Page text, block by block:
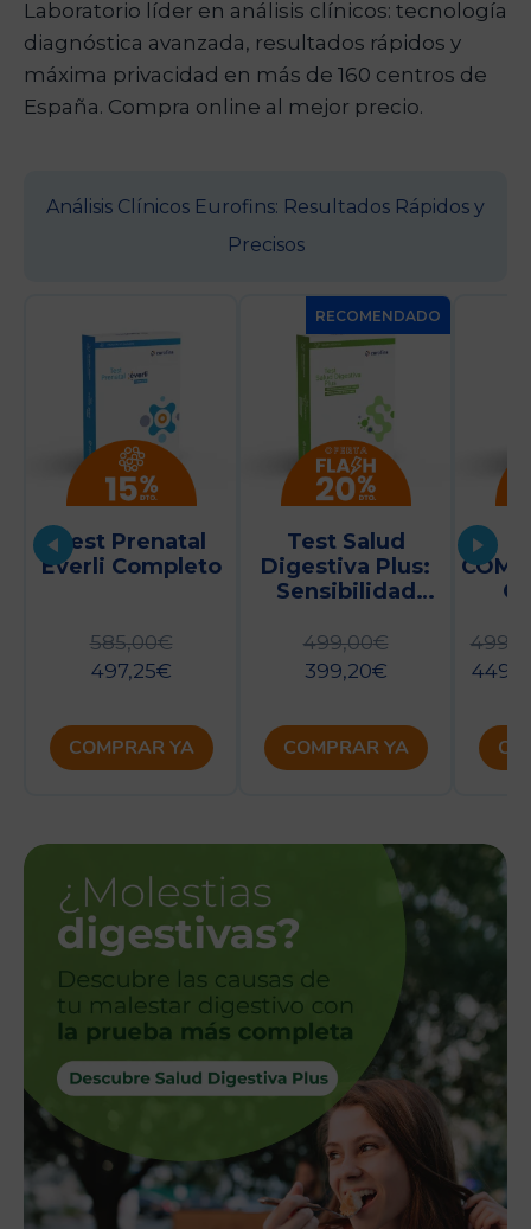
Laboratorio líder en análisis clínicos: tecnología
diagnóstica avanzada, resultados rápidos y
máxima privacidad en más de 160 centros de
España. Compra online al mejor precio.
Análisis Clínicos Eurofins: Resultados Rápidos y
Precisos
Test Prenatal
Everli Completo
585,00€
497,25€
COMPRAR YA
RECOMENDADO
Test Salud
Digestiva Plus:
Sensibilidad
Microbiota
499,00€
399,20€
COMPRAR YA